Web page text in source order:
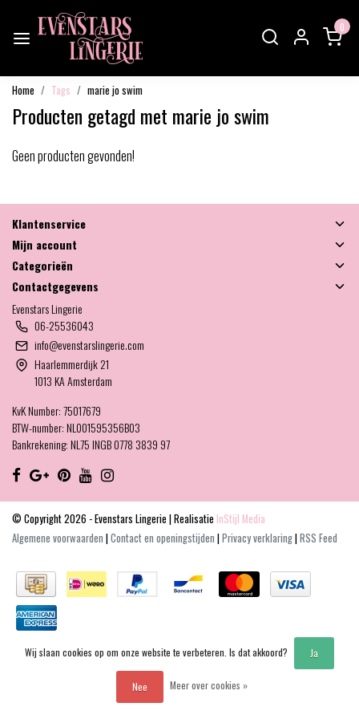
0
Home Tags marie jo swim
Producten getagd met marie jo swim
Geen producten gevonden!
Klantenservice
Mijn account
Categorieën
Contactgegevens
Evenstars Lingerie
06-25536043
info@evenstarslingerie.com
Haarlemmerdijk 21
1013 KA Amsterdam
KvK Number: 75017679
BTW-number: NL001595356B03
Bankrekening: NL75 INGB 0778 3839 97
© Copyright 2026 - Evenstars Lingerie | Realisatie InStijl Media
Algemene voorwaarden |Contact en openingstijden |Privacy verklaring|RSS Feed
Word Evenstars VIP
Member en ontvang de
Membership brief met
de leukste kortingen!
Word Evenstars VIP Member en ontvang de
membership brief met de leukste kortingen!
E-mailadres
We'll never share your email with anyone else.
Wij slaan cookies op om onze website te verbeteren. Is dat akkoord? Ja
Nee Meer over cookies »